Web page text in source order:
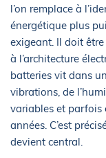
l’on remplace à
énergétique plus
exigeant. Il doit
à l’architecture
batteries vit dans
vibrations, de
variables et parfois
années. C’est
devient central.